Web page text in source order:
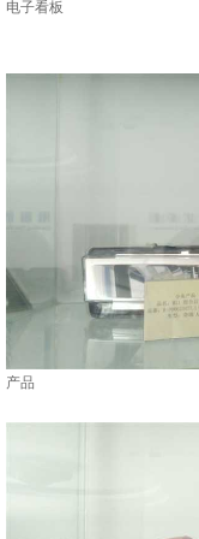
电子看板
产品